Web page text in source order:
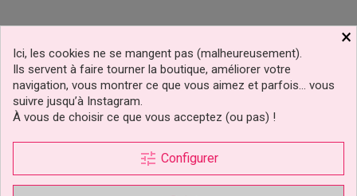
5,99 €
Ajouter au panier
1 avis
7,99 €
Ajouter au panier
1 avis
×
Ici, les cookies ne se mangent pas (malheureusement).
Ils servent à faire tourner la boutique, améliorer votre
navigation, vous montrer ce que vous aimez et parfois… vous
suivre jusqu’à Instagram.
À vous de choisir ce que vous acceptez (ou pas) !
tune Configurer